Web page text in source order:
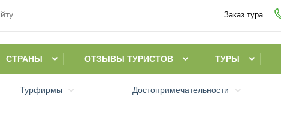
Заказ тура
СТРАНЫ ОТЗЫВЫ ТУРИСТОВ ТУРЫ
Турфирмы Достопримечательности